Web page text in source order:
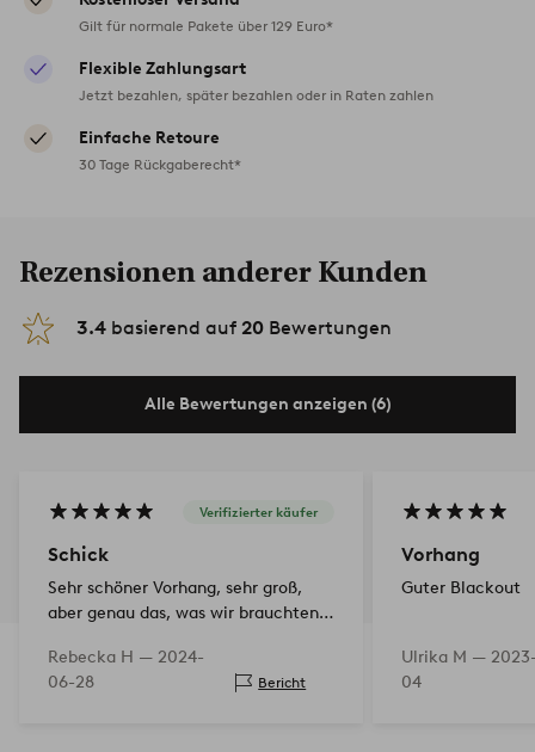
Gilt für normale Pakete über 129 Euro*
Flexible Zahlungsart
Jetzt bezahlen, später bezahlen oder in Raten zahlen
Einfache Retoure
30 Tage Rückgaberecht*
Rezensionen anderer Kunden
3.4 basierend auf 20 Bewertungen
Alle Bewertungen anzeigen (6)
Verifizierter käufer
Schick
Sehr schöner Vorhang, sehr groß,
aber genau das, was wir brauchten.
Rebecka H — 2024-
06-28
Bericht
Vorhang
Guter Blackout
Ulrika M —
04